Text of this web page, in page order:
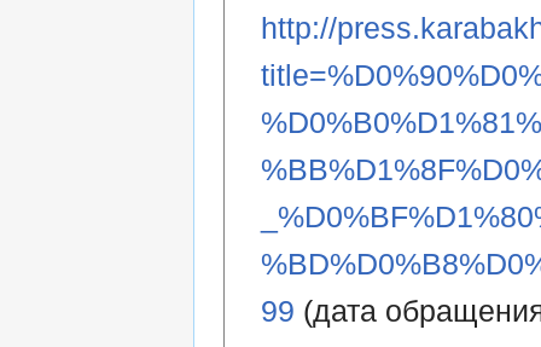
http://
99 (дата